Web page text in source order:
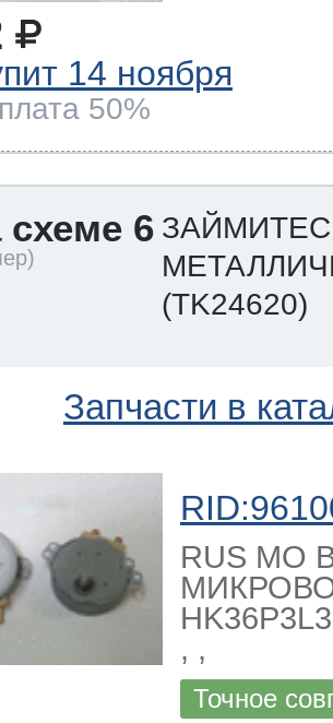
14 ноября
50%
схеме 6
(TK24620)
Запчасти в
RUS МО
, ,
Точное